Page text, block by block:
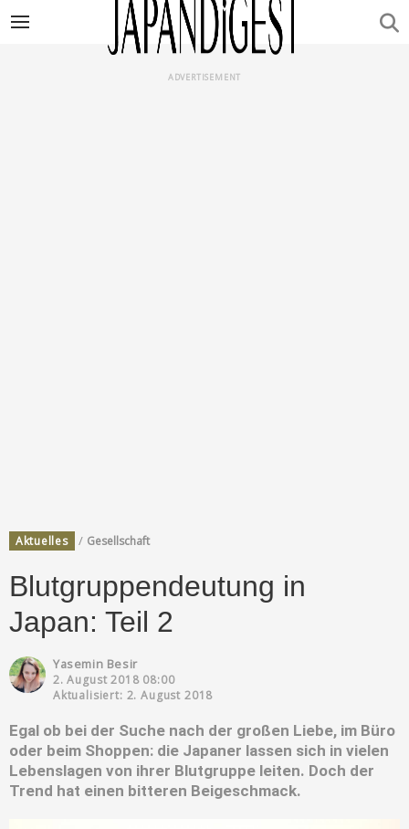
ADVERTISEMENT
Aktuelles / Gesellschaft
Blutgruppendeutung in
Japan: Teil 2
Yasemin Besir
2. August 2018 08:00
Aktualisiert: 2. August 2018
Egal ob bei der Suche nach der großen Liebe, im Büro
oder beim Shoppen: die Japaner lassen sich in vielen
Lebenslagen von ihrer Blutgruppe leiten. Doch der
Trend hat einen bitteren Beigeschmack.